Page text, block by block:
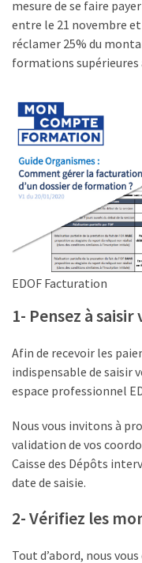
qui
doit
aller
plus
TVA,
subrogation,
remboursement
réellement
dans
financement
des
formations
OPCO
Passeport
CV
mesure de se faire
entre le 21 novembre
réclamer 25% du
formations supérieures
EDOF Facturation
1- Pensez à
Afin de recevoir les
indispensable de saisir
espace professionnel
Nous vous invitons à
validation de vos
Caisse des Dépôts
date de saisie.
2- Vérifiez les
Tout d’abord, nous